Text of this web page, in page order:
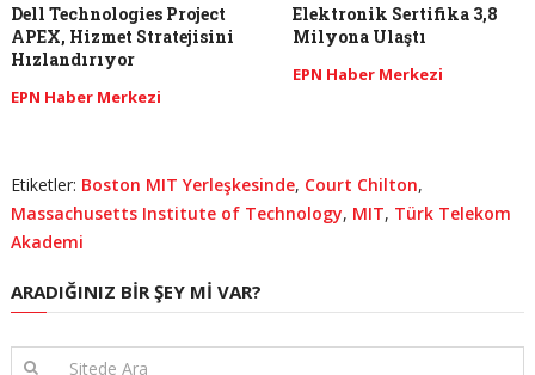
Dell Technologies Project
APEX, Hizmet Stratejisini
Hızlandırıyor
EPN Haber Merkezi
Elektronik Sertifika 3,8
Milyona Ulaştı
EPN Haber Merkezi
Etiketler: Boston MIT Yerleşkesinde, Court Chilton,
Massachusetts Institute of Technology, MIT, Türk Telekom
Akademi
ARADIĞINIZ BIR ŞEY MI VAR?